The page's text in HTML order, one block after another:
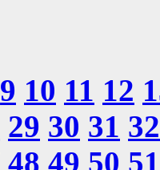
9 10 11 12
29 30 31 32
48 49 50 51